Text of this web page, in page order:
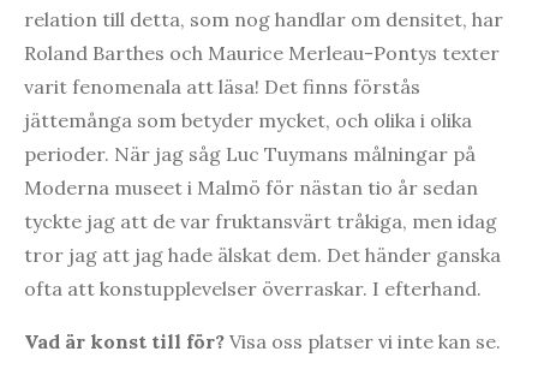
relation till detta, som nog handlar om densitet, har
Roland Barthes och Maurice Merleau-Pontys texter
varit fenomenala att läsa! Det finns förstås
jättemånga som betyder mycket, och olika i olika
perioder. När jag såg Luc Tuymans målningar på
Moderna museet i Malmö för nästan tio år sedan
tyckte jag att de var fruktansvärt tråkiga, men idag
tror jag att jag hade älskat dem. Det händer ganska
ofta att konstupplevelser överraskar. I efterhand.
Vad är konst till för? Visa oss platser vi inte kan se.